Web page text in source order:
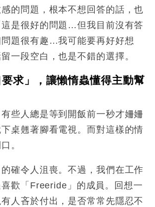
的問題，根本不想回答的話，也
是很好的問題 …但我目前沒有答
題很有趣 …我可能要再好好想
一段空白，也是不錯的選擇。
求」，讓懶惰蟲懂得主動幫
些人總是等到開飯前一秒才姍姍
桌翹著腳看電視。而對這樣的情
。
確令人沮喪。不過，我們在工作
歡「 Freeride 」的成員。回想一
人吝於付出，是否常常先隱忍不